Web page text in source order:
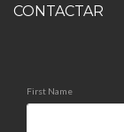
CONTACTAR
First Name